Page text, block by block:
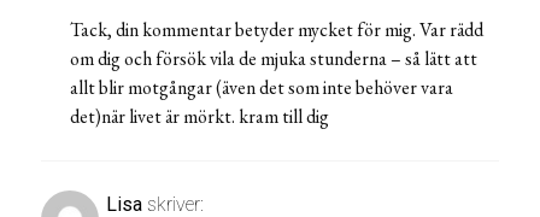
Tack, din kommentar betyder mycket för mig. Var rädd
om dig och försök vila de mjuka stunderna – så lätt att
allt blir motgångar (även det som inte behöver vara
det)när livet är mörkt. kram till dig
Lisa skriver: